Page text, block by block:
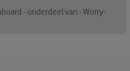
- onderdeel van - Worry-